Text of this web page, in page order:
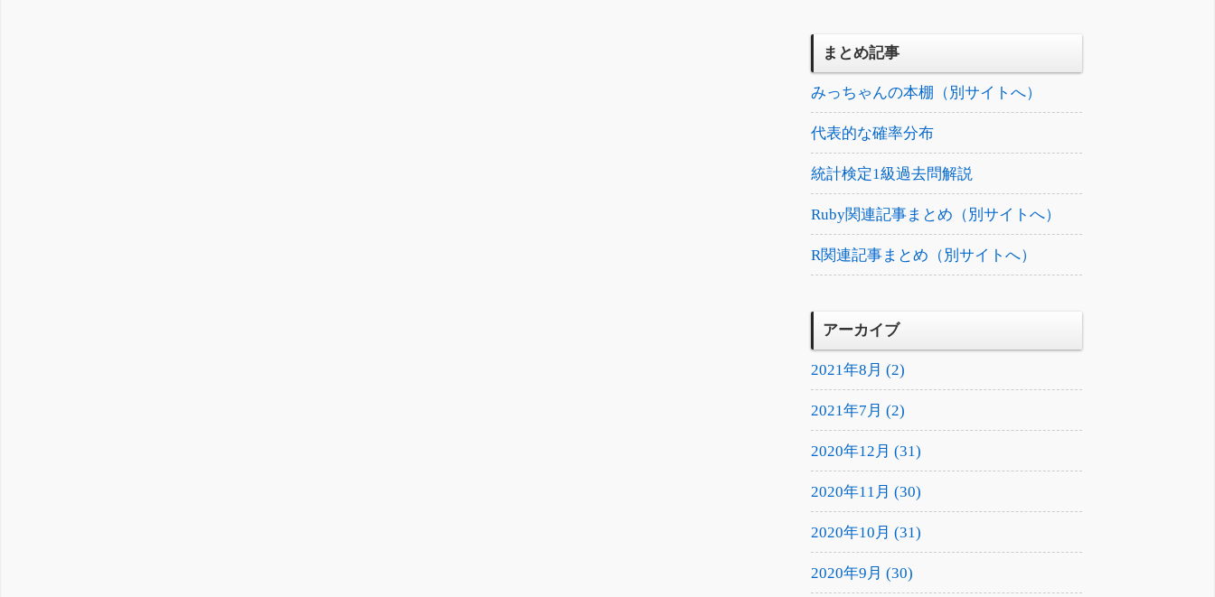
まとめ記事
みっちゃんの本棚（別サイトへ）
代表的な確率分布
統計検定1級過去問解説
Ruby関連記事まとめ（別サイトへ）
R関連記事まとめ（別サイトへ）
アーカイブ
2021年8月 (2)
2021年7月 (2)
2020年12月 (31)
2020年11月 (30)
2020年10月 (31)
2020年9月 (30)